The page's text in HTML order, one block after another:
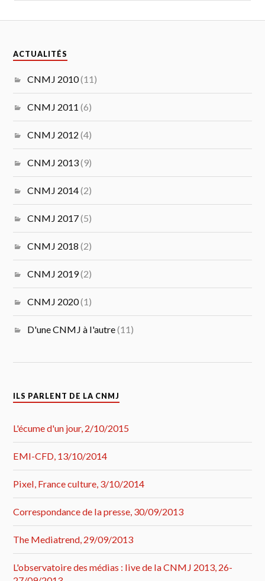
ACTUALITÉS
CNMJ 2010(11)
CNMJ 2011 (6)
CNMJ 2012 (4)
CNMJ 2013(9)
CNMJ 2014(2)
CNMJ 2017(5)
CNMJ 2018 (2)
CNMJ 2019(2)
CNMJ 2020(1)
D'une CNMJ à l'autre(11)
ILS PARLENT DE LA CNMJ
L'écume d'un jour, 2/10/2015
EMI-CFD, 13/10/2014
Pixel, France culture, 3/10/2014
Correspondance de la presse, 30/09/2013
The Mediatrend, 29/09/2013
L'observatoire des médias : live de la CNMJ 2013, 26-